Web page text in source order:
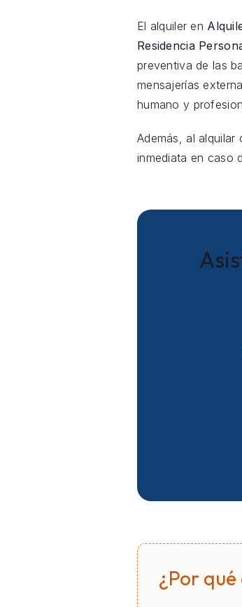
El alquiler en
Residencia
preventiva de las
mensajerías
humano y
Además, al
inmediata en caso
¿Por